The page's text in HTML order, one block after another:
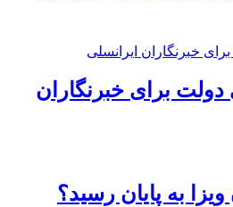
دولت برای خبرنگاران
به پایان رسید؟